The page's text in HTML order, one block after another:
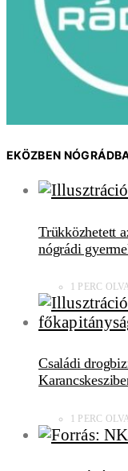
EKÖZBEN
Trükközhetett
nógrádi
1 PERC
Családi
1 PERC